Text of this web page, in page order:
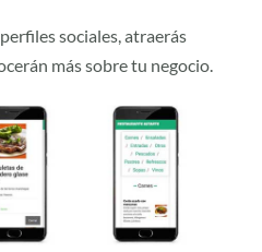
sociales, atraerás
más sobre tu negocio.